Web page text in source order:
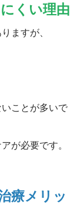
くい理由
ますが、
ことが多いで
が必要です。
療メリッ